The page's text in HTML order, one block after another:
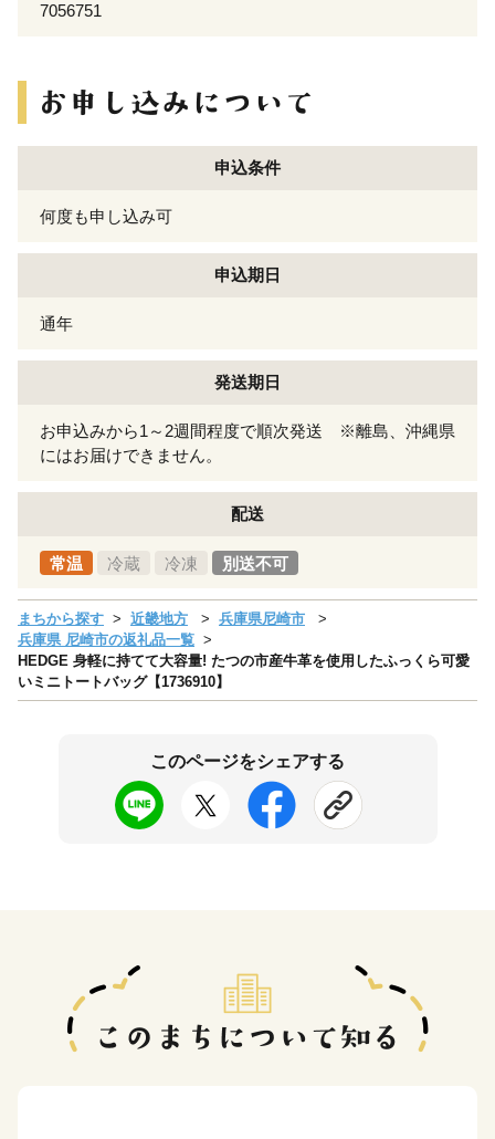
7056751
申込条件
何度も申し込み可
申込期日
通年
発送期日
お申込みから1～2週間程度で順次発送 ※離島、沖縄県
にはお届けできません。
配送
常温 冷蔵 冷凍 別送不可
まちから探す 近畿地方
兵庫県尼崎市
兵庫県 尼崎市の返礼品一覧
HEDGE 身軽に持てて大容量! たつの市産牛革を使用したふっくら可愛
いミニトートバッグ【1736910】
このページをシェアする